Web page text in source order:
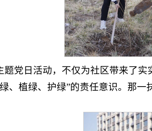
题党日活动，不仅为社区带来了
、植绿、护绿”的责任意识。那